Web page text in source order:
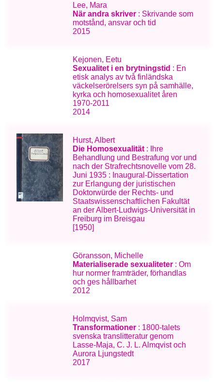
Lee, Mara
När andra skriver : Skrivande som
motstånd, ansvar och tid
2015
Kejonen, Eetu
Sexualitet i en brytningstid : En
etisk analys av två finländska
väckelserörelsers syn på samhälle,
kyrka och homosexualitet åren
1970-2011
2014
Hurst, Albert
Die Homosexualität : Ihre
Behandlung und Bestrafung vor und
nach der Strafrechtsnovelle vom 28.
Juni 1935 : Inaugural-Dissertation
zur Erlangung der juristischen
Doktorwürde der Rechts- und
Staatswissenschaftlichen Fakultät
an der Albert-Ludwigs-Universität in
Freiburg im Breisgau
[1950]
Göransson, Michelle
Materialiserade sexualiteter : Om
hur normer framträder, förhandlas
och ges hållbarhet
2012
Holmqvist, Sam
Transformationer : 1800-talets
svenska translitteratur genom
Lasse-Maja, C. J. L. Almqvist och
Aurora Ljungstedt
2017